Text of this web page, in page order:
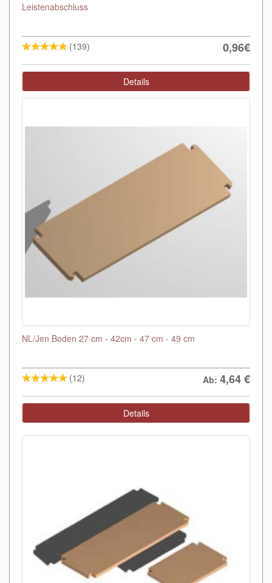
Leistenabschluss
(139) 0,96€
Details
NL/Jen Boden 27 cm - 42cm - 47 cm - 49 cm
(12) Ab: 4,64€
Details